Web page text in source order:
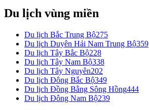
Du lịch vùng miền
Du lịch Bắc Trung Bộ275
Du lịch Duyên Hải Nam Trung Bộ359
Du lịch Tây Bắc Bộ228
Du lịch Tây Nam Bộ338
Du lịch Tây Nguyên202
Du lịch Đông Bắc Bộ349
Du lịch Đồng Bằng Sông Hồng444
Du lịch Đông Nam Bộ239